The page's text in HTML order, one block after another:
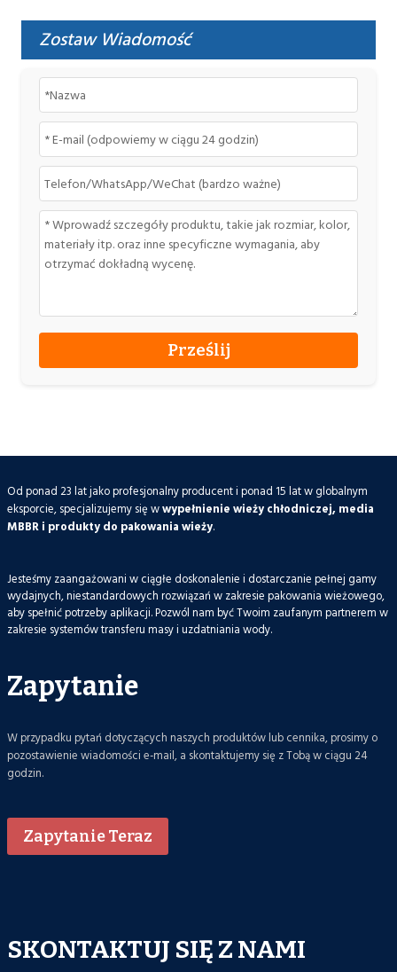
Zostaw Wiadomość
Od ponad 23 lat jako profesjonalny producent i ponad 15 lat w globalnym
eksporcie, specjalizujemy się wwypełnienie wieży chłodniczej, media
MBBR i produkty do pakowania wieży.
Jesteśmy zaangażowani w ciągłe doskonalenie i dostarczanie pełnej gamy
wydajnych, niestandardowych rozwiązań w zakresie pakowania wieżowego,
aby spełnić potrzeby aplikacji. Pozwól nam być Twoim zaufanym partnerem w
zakresie systemów transferu masy i uzdatniania wody.
Zapytanie
W przypadku pytań dotyczących naszych produktów lub cennika, prosimy o
pozostawienie wiadomości e-mail, a skontaktujemy się z Tobą w ciągu 24
godzin.
Zapytanie Teraz
SKONTAKTUJ SIĘ Z NAMI